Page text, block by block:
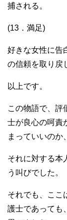
捕される。
(13．満足)
好きな女性に告
の信頼を取り戻
以上です。
この物語で、評
士が良心の呵責
まっていいのか
それに対する本
う叫びでした。
それでも、ここ
護士であっても